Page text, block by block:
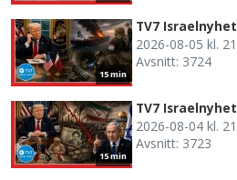
15 min
TV7
2026-08-05 kl.
Avsnitt: 3724
15 min
TV7
2026-08-04 kl.
Avsnitt: 3723